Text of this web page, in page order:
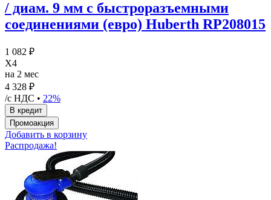
/ диам. 9 мм с быстроразъемными
соединениями (евро) Huberth RP208015
1 082 ₽
X4
на 2 мес
4 328 ₽
/с НДС • 22%
Добавить в корзину
Распродажа!